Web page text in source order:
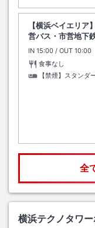
【横浜ベイエリ
営バス・市営地下
IN チェックイン
15:00 / OUT チェッ
10:00
食事なし
【禁煙】スタンダ
全
横浜テクノタワ